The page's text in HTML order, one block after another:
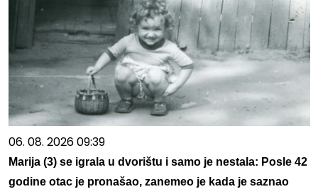
06. 08. 2026 09:39
Marija (3) se igrala u dvorištu i samo je nestala: Posle 42
godine otac je pronašao, zanemeo je kada je saznao